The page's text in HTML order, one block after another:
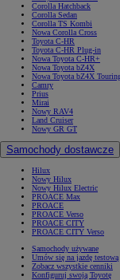
Corolla Hatchback
Corolla Sedan
Corolla TS Kombi
Nowa Corolla Cross
Toyota C-HR
Toyota C-HR Plug-in
Nowa Toyota C-HR+
Nowa Toyota bZ4X
Nowa Toyota bZ4X
Camry
Prius
Mirai
Nowy RAV4
Land Cruiser
Nowy GR GT
Samochody dostawcze
Hilux
Nowy Hilux
Nowy Hilux Electric
PROACE Max
PROACE
PROACE Verso
PROACE CITY
PROACE CITY Verso
Samochody używane
Umów się na jazdę testową
Zobacz wszystkie cenniki
Konfiguruj swoją Toyotę